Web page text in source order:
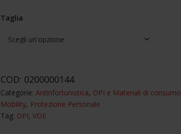
Taglia
isolati
in
lattice
quantità
COD: 0200000144
Categorie:Antinfortunistica, DPI e Materiali di consumo
Mobility, Protezione Personale
Tag: DPI,VDE